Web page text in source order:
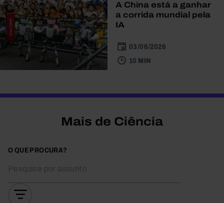
A China está a ganhar
a corrida mundial pela
IA
03/06/2026
10 MIN
Mais de Ciência
O QUE PROCURA?